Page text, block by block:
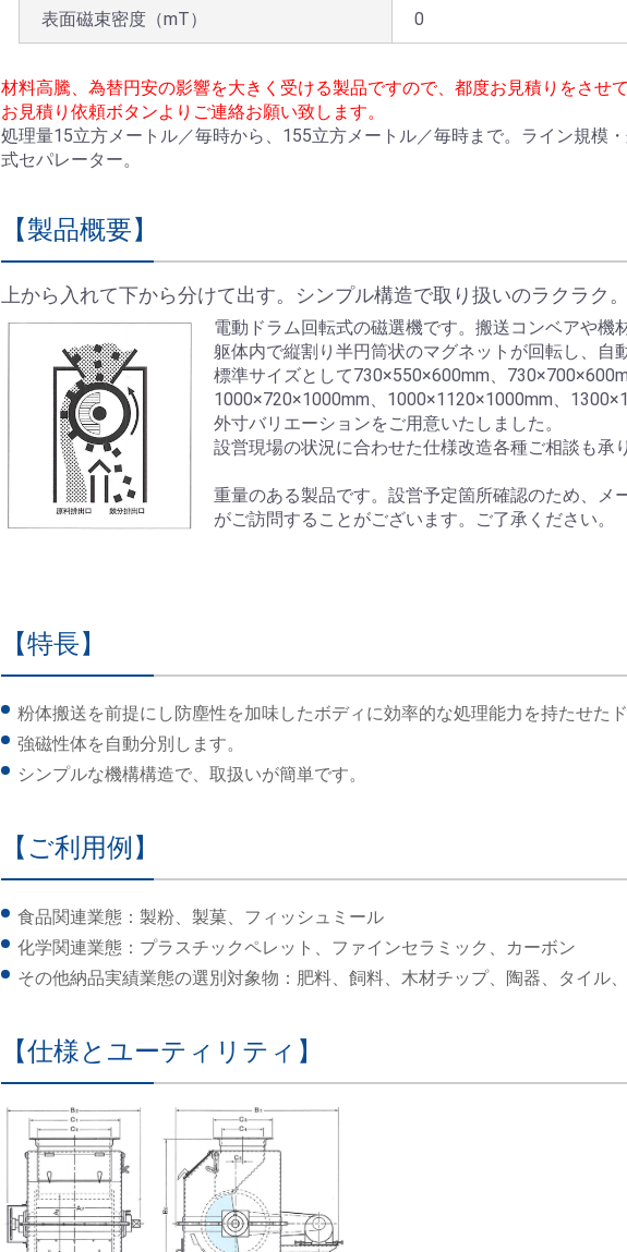
表面磁束密度（mT） 0
材料高騰、為替円安の影響を大きく受ける製品ですので、都度お見積りをさせ
お見積り依頼ボタンよりご連絡お願い致します。
処理量15立方メートル／毎時から、155立方メートル／毎時まで。ライン規模
式セパレーター。
【製品概要】
上から入れて下から分けて出す。シンプル構造で取り扱いのラクラク
電動ドラム回転式の磁選機です。搬送コンベアや機
躯体内で縦割り半円筒状のマグネットが回転し、自
標準サイズとして730×550×600mm、
1000×720×1000mm、1000×1120×1000mm、
外寸バリエーションをご用意いたしました。
設営現場の状況に合わせた仕様改造各種ご相談も承
重量のある製品です。設営予定箇所確認のため、
がご訪問することがございます。ご了承ください。
【特長】
粉体搬送を前提にし防塵性を加味したボディに効率的な処理能力を持たせた
強磁性体を自動分別します。
シンプルな機構構造で、取扱いが簡単です。
【ご利用例】
食品関連業態：製粉、製菓、フィッシュミール
化学関連業態：プラスチックペレット、ファインセラミック、カーボン
その他納品実績業態の選別対象物：肥料、飼料、木材チップ、陶器、タイル
【仕様とユーティリティ】